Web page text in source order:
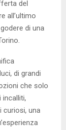
del
all’ultimo
di una
di grandi
che solo
incalliti,
curiosi, una